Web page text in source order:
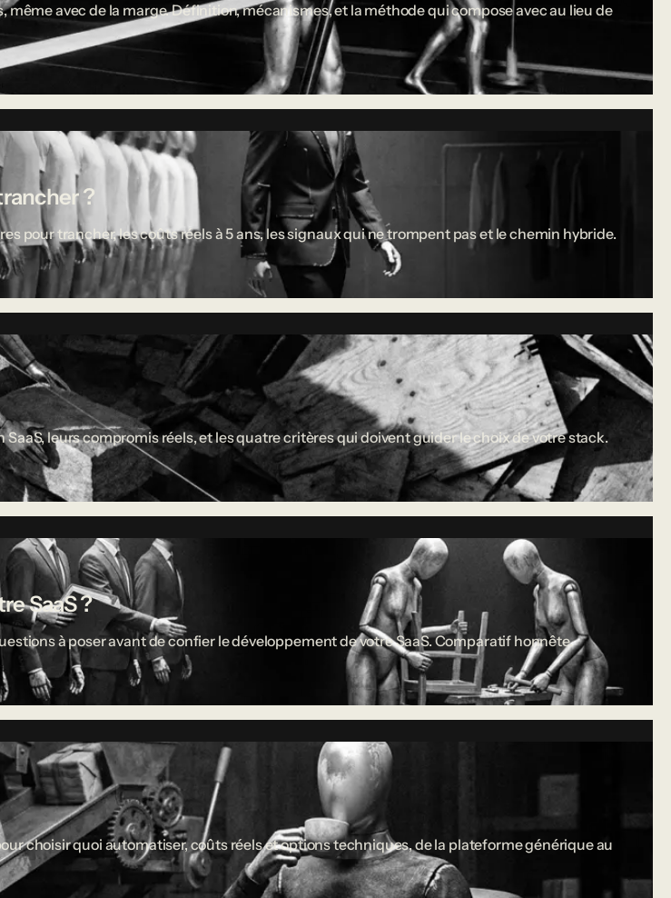
avec de la marge. Définition, mécanismes, et la méthode qui compose avec au lieu de
?
pour trancher, les coûts réels à 5 ans, les signaux qui ne trompent pas et le chemin hybride.
leurs compromis réels, et les quatre critères qui doivent guider le choix de votre stack.
SaaS ?
à poser avant de confier le développement de votre SaaS. Comparatif honnête.
choisir quoi automatiser, coûts réels et options techniques, de la plateforme générique au